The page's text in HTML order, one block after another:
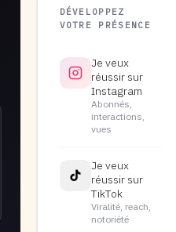
DÉVELOPPEZ
VOTRE PRÉSENCE
Je veux
réussir sur
Instagram
Abonnés,
interactions,
vues
Je veux
réussir sur
TikTok
Viralité, reach,
notoriété